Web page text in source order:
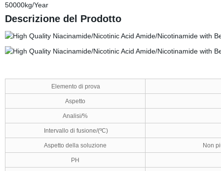
50000kg/Year
Descrizione del Prodotto
Elemento di prova
Aspetto
Analisi/%
Intervallo di fusione/(ºC)
Aspetto della soluzione Non
PH